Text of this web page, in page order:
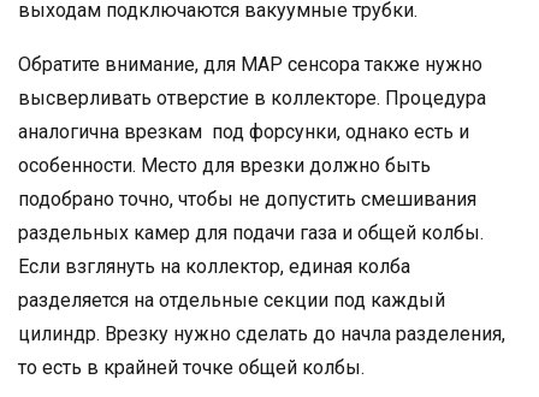
выходам подключаются вакуумные трубки.
Обратите внимание, для МАР сенсора также нужно
высверливать отверстие в коллекторе. Процедура
аналогична врезкам под форсунки, однако есть и
особенности. Место для врезки должно быть
подобрано точно, чтобы не допустить смешивания
раздельных камер для подачи газа и общей колбы.
Если взглянуть на коллектор, единая колба
разделяется на отдельные секции под каждый
цилиндр. Врезку нужно сделать до начла разделения,
то есть в крайней точке общей колбы.